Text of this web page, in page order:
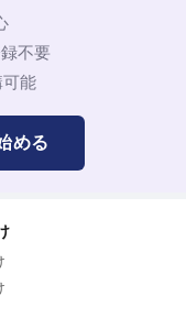
不要
能
める